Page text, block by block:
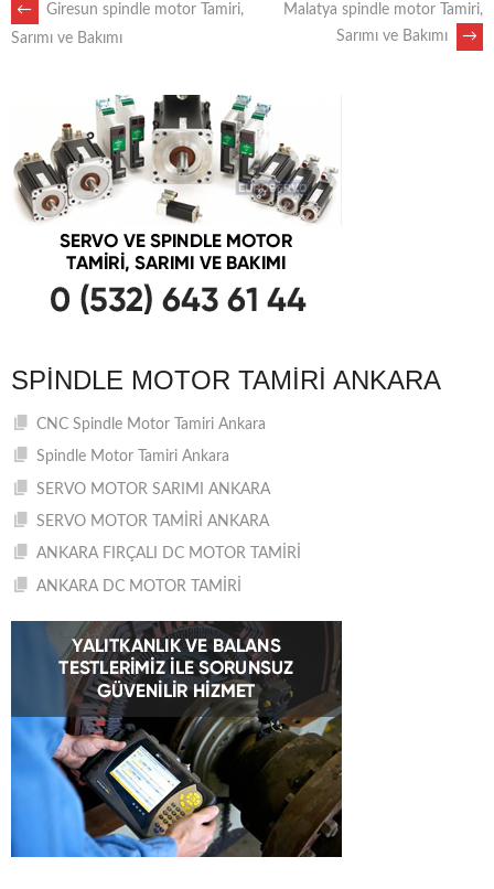
POST
NAVIGATION
←
Giresun spindle motor Tamiri,
Sarımı ve Bakımı
Malatya spindle motor Tamiri,
Sarımı ve Bakımı
→
SPINDLE MOTOR TAMIRI ANKARA
CNC Spindle Motor Tamiri Ankara
Spindle Motor Tamiri Ankara
SERVO MOTOR SARIMI ANKARA
SERVO MOTOR TAMİRİ ANKARA
ANKARA FIRÇALI DC MOTOR TAMİRİ
ANKARA DC MOTOR TAMİRİ